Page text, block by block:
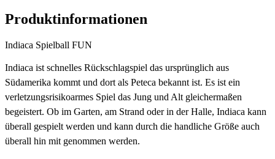
Produktinformationen
Indiaca Spielball FUN
Indiaca ist schnelles Rückschlagspiel das ursprünglich aus
Südamerika kommt und dort als Peteca bekannt ist. Es ist ein
verletzungsrisikoarmes Spiel das Jung und Alt gleichermaßen
begeistert. Ob im Garten, am Strand oder in der Halle, Indiaca kann
überall gespielt werden und kann durch die handliche Größe auch
überall hin mit genommen werden.